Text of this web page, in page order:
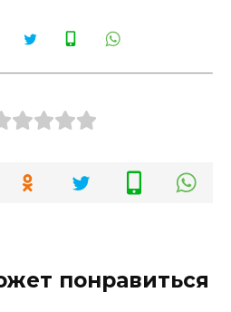
понравиться